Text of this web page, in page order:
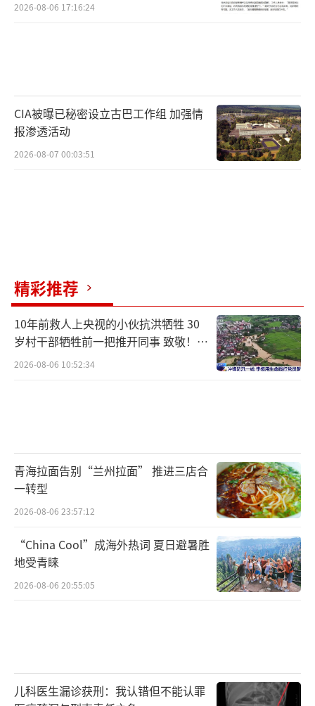
2026-08-06 17:16:24
CIA被曝已秘密设立古巴工作组 加强情
报渗透活动
2026-08-07 00:03:51
精彩推荐
10年前救人上央视的小伙抗洪牺牲 30
岁村干部牺牲前一把推开同事 致敬！送
别！
2026-08-06 10:52:34
青海拉面告别“兰州拉面” 推进三店合
一转型
2026-08-06 23:57:12
“China Cool”成海外热词 夏日避暑胜
地受青睐
2026-08-06 20:55:05
儿科医生漏诊获刑：我认错但不能认罪